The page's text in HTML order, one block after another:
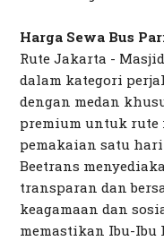
Harga Sewa Bus
Rute Jakarta -
dalam kategori
dengan medan
premium untuk
pemakaian satu
Beetrans
transparan dan
keagamaan dan
memastikan Ibu-Ibu